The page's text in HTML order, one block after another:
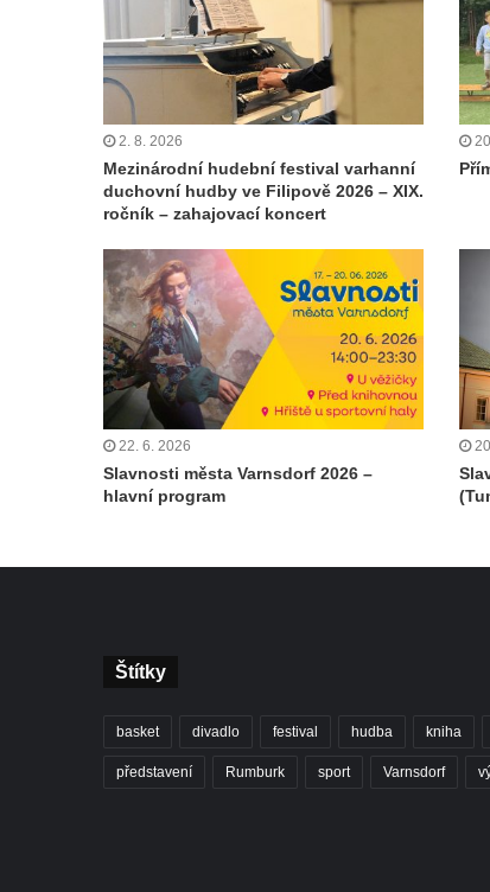
2. 8. 2026
Mezinárodní hudební festival varhanní
duchovní hudby ve Filipově 2026 – XIX.
ročník – zahajovací koncert
22. 6. 2026
Slavnosti města Varnsdorf 2026 –
hlavní program
Štítky
basket divadlo festival hudba kniha
představení Rumburk sport Varnsdorf